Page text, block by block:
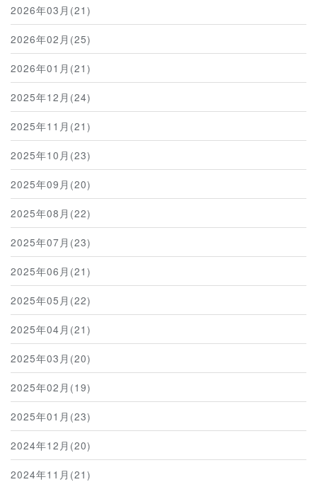
2026年03月(21)
2026年02月(25)
2026年01月(21)
2025年12月(24)
2025年11月(21)
2025年10月(23)
2025年09月(20)
2025年08月(22)
2025年07月(23)
2025年06月(21)
2025年05月(22)
2025年04月(21)
2025年03月(20)
2025年02月(19)
2025年01月(23)
2024年12月(20)
2024年11月(21)